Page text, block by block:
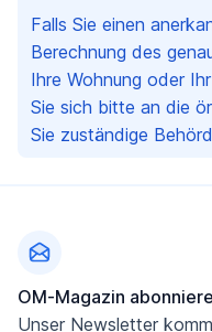
Falls Sie einen
Berechnung des
Ihre Wohnung oder
Sie sich bitte an die
Sie zuständige
OM-Magazin
Unser Newsletter